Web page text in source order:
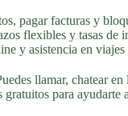
pagar facturas y
flexibles y tasas de
y asistencia en
llamar, chatear
para ayudarte